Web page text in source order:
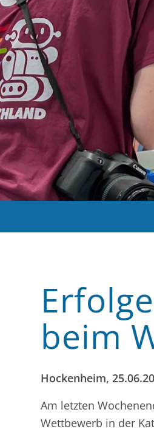
beim
Hockenheim,
Am letzten
Wettbewerb in der